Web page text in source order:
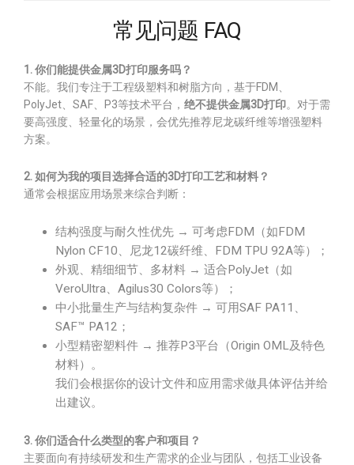
常见问题 FAQ
1. 你们能提供金属3D打印服务吗？
不能。我们专注于工程级塑料和树脂方向，基于FDM、
PolyJet、SAF、P3等技术平台， 绝不提供金属3D打印。对于需
要高强度、轻量化的场景，会优先推荐尼龙碳纤维等增强塑料
方案。
2. 如何为我的项目选择合适的3D打印工艺和材料？
通常会根据应用场景来综合判断：
结构强度与耐久性优先 → 可考虑FDM（如FDM
Nylon CF10、尼龙12碳纤维、FDM TPU 92A等）；
外观、精细细节、多材料 → 适合PolyJet（如
VeroUltra、Agilus30 Colors等）；
中小批量生产与结构复杂件 → 可用SAF PA11、
SAF™ PA12；
小型精密塑料件 → 推荐P3平台（Origin OML及特色
材料）。
我们会根据你的设计文件和应用需求做具体评估并给
出建议。
3. 你们适合什么类型的客户和项目？
主要面向有持续研发和生产需求的企业与团队，包括工业设备